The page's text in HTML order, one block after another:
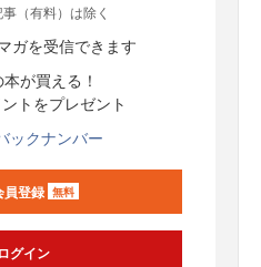
（有料）は除く
ガを受信できます
が買える！
トをプレゼント
ックナンバー
員登録 無料
ログイン